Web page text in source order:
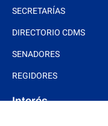
SECRETARÍAS
DIRECTORIO CDMS
SENADORES
REGIDORES
Interés